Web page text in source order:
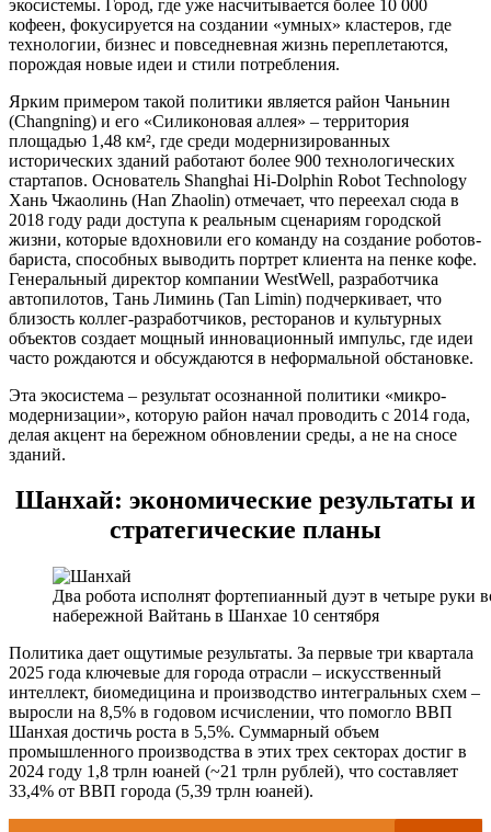
экосистемы. Город, где уже насчитывается более 10 000
кофеен, фокусируется на создании «умных» кластеров, где
технологии, бизнес и повседневная жизнь переплетаются,
порождая новые идеи и стили потребления.
Ярким примером такой политики является район Чаньнин
(Changning) и его «Силиконовая аллея» – территория
площадью 1,48 км², где среди модернизированных
исторических зданий работают более 900 технологических
стартапов. Основатель Shanghai Hi-Dolphin Robot Technology
Хань Чжаолинь (Han Zhaolin) отмечает, что переехал сюда в
2018 году ради доступа к реальным сценариям городской
жизни, которые вдохновили его команду на создание роботов-
бариста, способных выводить портрет клиента на пенке кофе.
Генеральный директор компании WestWell, разработчика
автопилотов, Тань Лиминь (Tan Limin) подчеркивает, что
близость коллег-разработчиков, ресторанов и культурных
объектов создает мощный инновационный импульс, где идеи
часто рождаются и обсуждаются в неформальной обстановке.
Эта экосистема – результат осознанной политики «микро-
модернизации», которую район начал проводить с 2014 года,
делая акцент на бережном обновлении среды, а не на сносе
зданий.
Шанхай: экономические результаты и
стратегические планы
Два робота исполнят фортепианный дуэт в четыре руки
набережной Вайтань в Шанхае 10 сентября
Политика дает ощутимые результаты. За первые три квартала
2025 года ключевые для города отрасли – искусственный
интеллект, биомедицина и производство интегральных схем –
выросли на 8,5% в годовом исчислении, что помогло ВВП
Шанхая достичь роста в 5,5%. Суммарный объем
промышленного производства в этих трех секторах достиг в
2024 году 1,8 трлн юаней (~21 трлн рублей), что составляет
33,4% от ВВП города (5,39 трлн юаней).